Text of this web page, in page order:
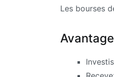
Les bourses